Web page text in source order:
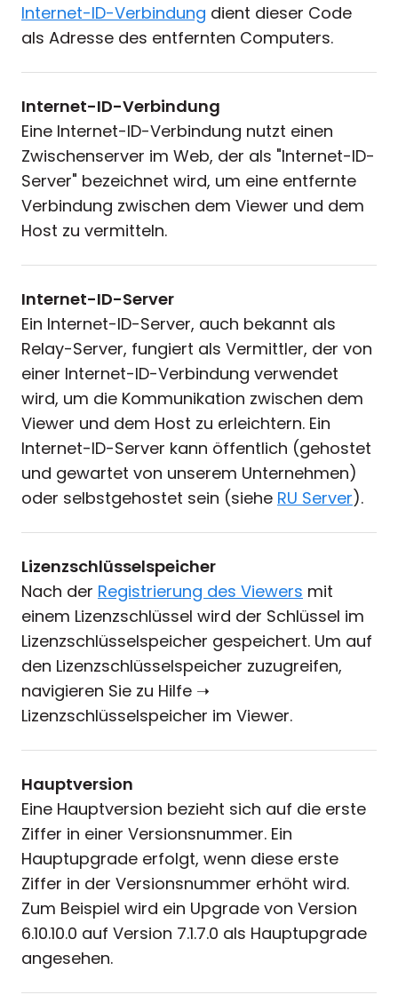
Internet-ID-Verbindung dient dieser Code
als Adresse des entfernten Computers.
Internet-ID-Verbindung
Eine Internet-ID-Verbindung nutzt einen
Zwischenserver im Web, der als "Internet-ID-
Server" bezeichnet wird, um eine entfernte
Verbindung zwischen dem Viewer und dem
Host zu vermitteln.
Internet-ID-Server
Ein Internet-ID-Server, auch bekannt als
Relay-Server, fungiert als Vermittler, der von
einer Internet-ID-Verbindung verwendet
wird, um die Kommunikation zwischen dem
Viewer und dem Host zu erleichtern. Ein
Internet-ID-Server kann öffentlich (gehostet
und gewartet von unserem Unternehmen)
oder selbstgehostet sein (siehe RU Server).
Lizenzschlüsselspeicher
Nach der Registrierung des Viewers mit
einem Lizenzschlüssel wird der Schlüssel im
Lizenzschlüsselspeicher gespeichert. Um auf
den Lizenzschlüsselspeicher zuzugreifen,
navigieren Sie zu Hilfe ➝
Lizenzschlüsselspeicher im Viewer.
Hauptversion
Eine Hauptversion bezieht sich auf die erste
Ziffer in einer Versionsnummer. Ein
Hauptupgrade erfolgt, wenn diese erste
Ziffer in der Versionsnummer erhöht wird.
Zum Beispiel wird ein Upgrade von Version
6.10.10.0 auf Version 7.1.7.0 als Hauptupgrade
angesehen.